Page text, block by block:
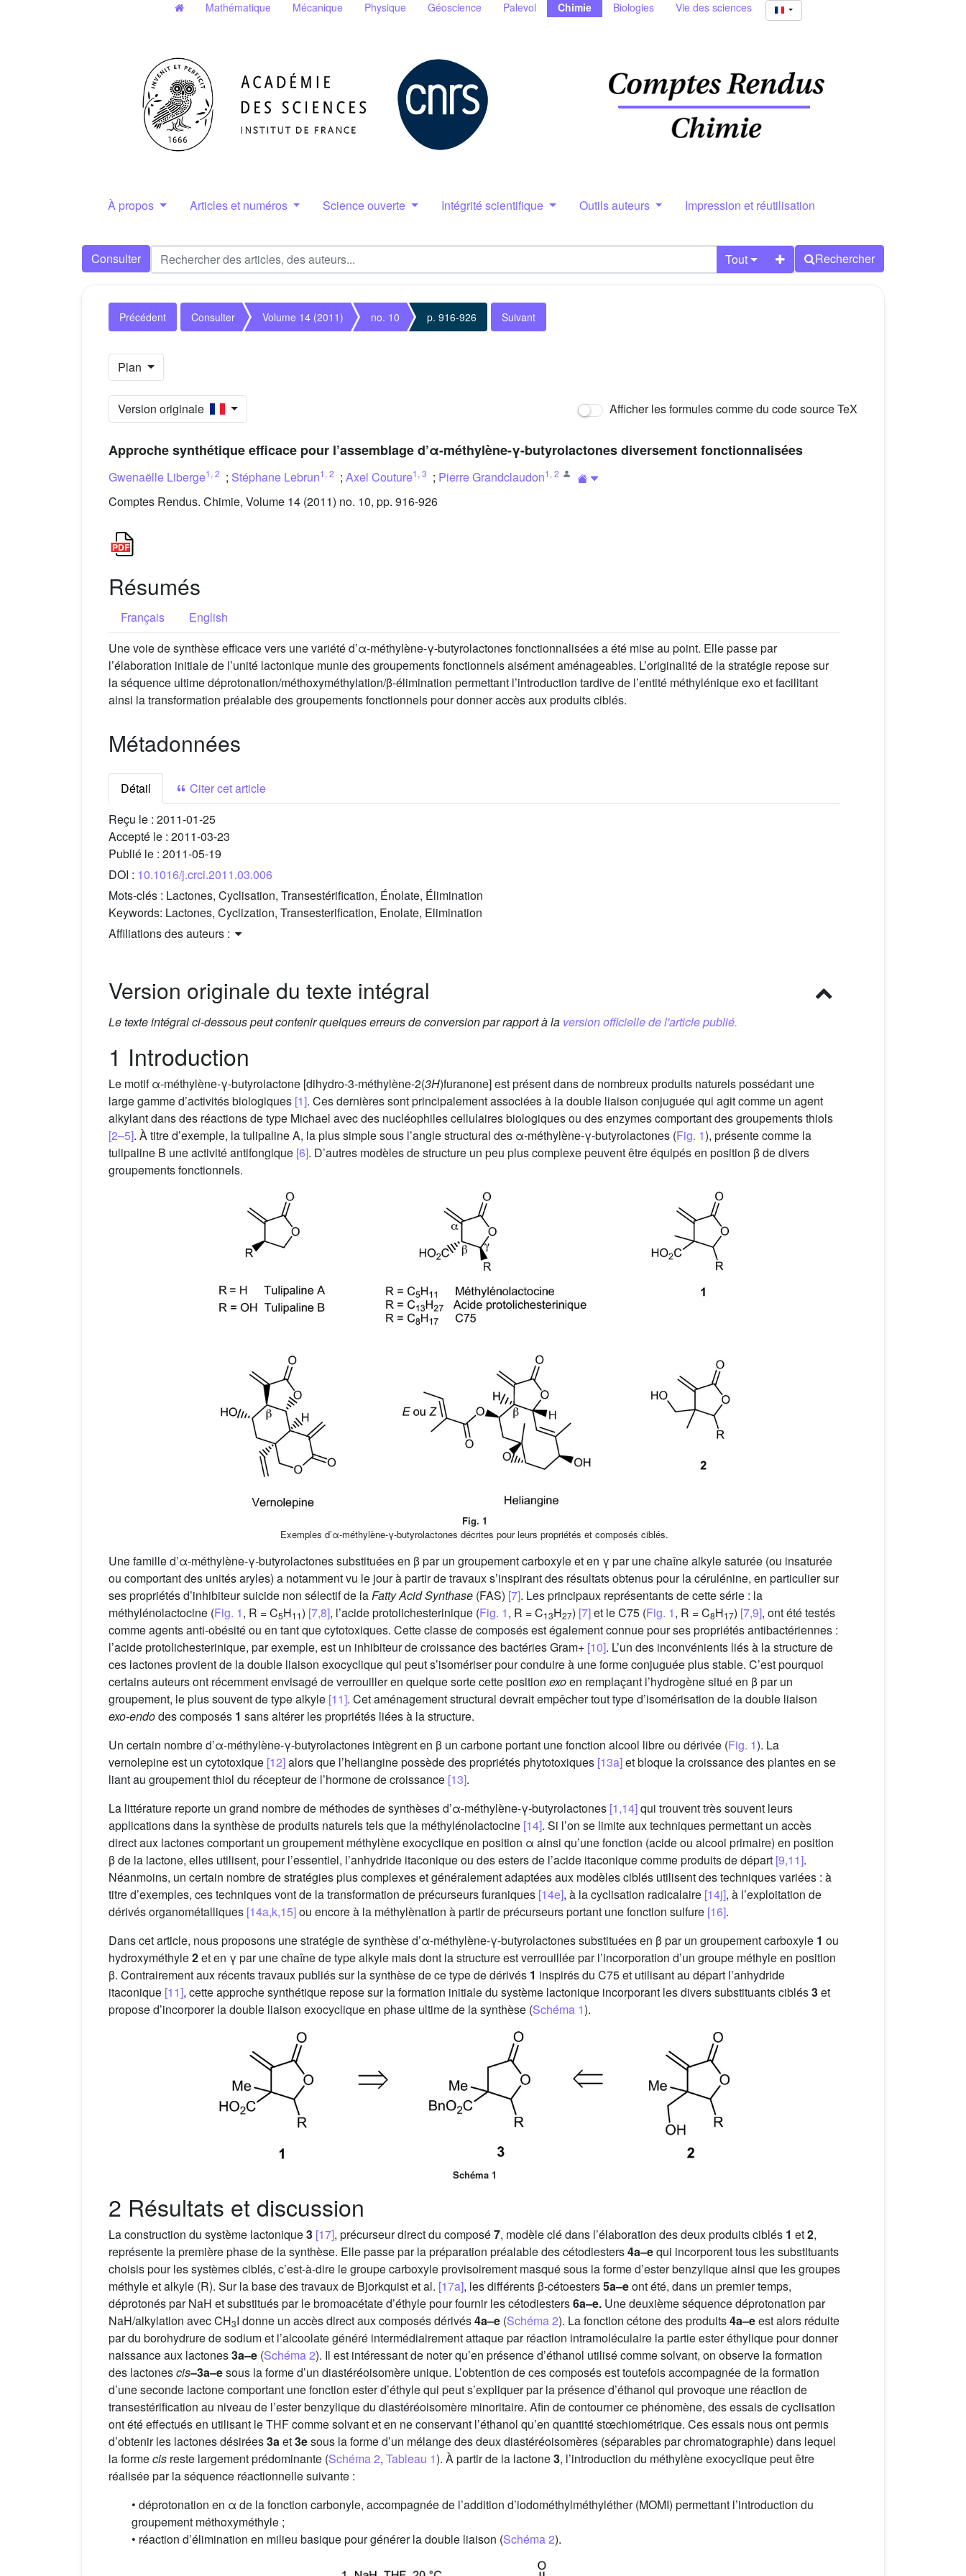
Mathématique Mécanique Physique Géoscience Palevol Chimie Biologies Vie des sciences
À propos Articles et numéros Science ouverte Intégrité scientifique Outils auteurs Impression et réutilisation
Consulter Tout Rechercher
Précédent Consulter Volume 14 (2011) no. 10 p. 916-926 Suivant
Plan
Version originale Afficher les formules comme du code source TeX
Approche synthétique efficace pour l’assemblage d’α-méthylène-γ-butyrolactones diversement fonctionnalisées
Gwenaëlle Liberge1 , 2 ; Stéphane Lebrun1 , 2 ; Axel Couture1 , 3 ; Pierre Grandclaudon1 , 2
Comptes Rendus. Chimie, Volume 14 (2011) no. 10, pp. 916-926
Résumés
Français
English
Une voie de synthèse efficace vers une variété d’α-méthylène-γ-butyrolactones fonctionnalisées a été mise au point. Elle passe par
l’élaboration initiale de l’unité lactonique munie des groupements fonctionnels aisément aménageables. L’originalité de la stratégie repose sur
la séquence ultime déprotonation/méthoxyméthylation/β-élimination permettant l’introduction tardive de l’entité méthylénique exo et facilitant
ainsi la transformation préalable des groupements fonctionnels pour donner accès aux produits ciblés.
Métadonnées
Détail
Citer cet article
Reçu le : 2011-01-25
Accepté le : 2011-03-23
Publié le : 2011-05-19
DOI : 10.1016/j.crci.2011.03.006
Mots-clés : Lactones, Cyclisation, Transestérification, Énolate, Élimination
Keywords: Lactones, Cyclization, Transesterification, Enolate, Elimination
Affiliations des auteurs :
Version originale du texte intégral
Le texte intégral ci-dessous peut contenir quelques erreurs de conversion par rapport à la version officielle de l'article publié.
1 Introduction
Le motif α-méthylène-γ-butyrolactone [dihydro-3-méthylène-2(3H)furanone] est présent dans de nombreux produits naturels possédant une
large gamme d’activités biologiques [1]. Ces dernières sont principalement associées à la double liaison conjuguée qui agit comme un agent
alkylant dans des réactions de type Michael avec des nucléophiles cellulaires biologiques ou des enzymes comportant des groupements thiols
[2–5]. À titre d’exemple, la tulipaline A, la plus simple sous l’angle structural des α-méthylène-γ-butyrolactones (Fig. 1), présente comme la
tulipaline B une activité antifongique [6]. D’autres modèles de structure un peu plus complexe peuvent être équipés en position β de divers
groupements fonctionnels.
Fig. 1
Exemples d’α-méthylène-γ-butyrolactones décrites pour leurs propriétés et composés ciblés.
Une famille d’α-méthylène-γ-butyrolactones substituées en β par un groupement carboxyle et en γ par une chaîne alkyle saturée (ou insaturée
ou comportant des unités aryles) a notamment vu le jour à partir de travaux s’inspirant des résultats obtenus pour la cérulénine, en particulier sur
ses propriétés d’inhibiteur suicide non sélectif de laFatty Acid Synthase (FAS) [7]. Les principaux représentants de cette série : la
méthylénolactocine (Fig. 1, R = C5H11) [7,8], l’acide protolichesterinique (Fig. 1, R = C13H27) [7]et le C75 (Fig. 1, R = C8H17) [7,9], ont été testés
comme agents anti-obésité ou en tant que cytotoxiques. Cette classe de composés est également connue pour ses propriétés antibactériennes :
l’acide protolichesterinique, par exemple, est un inhibiteur de croissance des bactéries Gram+ [10]. L’un des inconvénients liés à la structure de
ces lactones provient de la double liaison exocyclique qui peut s’isomériser pour conduire à une forme conjuguée plus stable. C’est pourquoi
certains auteurs ont récemment envisagé de verrouiller en quelque sorte cette position exoen remplaçant l’hydrogène situé en β par un
groupement, le plus souvent de type alkyle [11]. Cet aménagement structural devrait empêcher tout type d’isomérisation de la double liaison
exo-endodes composés 1 sans altérer les propriétés liées à la structure.
Un certain nombre d’α-méthylène-γ-butyrolactones intègrent en β un carbone portant une fonction alcool libre ou dérivée (Fig. 1). La
vernolepine est un cytotoxique [12]alors que l’heliangine possède des propriétés phytotoxiques [13a]et bloque la croissance des plantes en se
liant au groupement thiol du récepteur de l’hormone de croissance [13].
La littérature reporte un grand nombre de méthodes de synthèses d’α-méthylène-γ-butyrolactones [1,14]qui trouvent très souvent leurs
applications dans la synthèse de produits naturels tels que la méthylénolactocine [14]. Si l’on se limite aux techniques permettant un accès
direct aux lactones comportant un groupement méthylène exocyclique en position α ainsi qu’une fonction (acide ou alcool primaire) en position
β de la lactone, elles utilisent, pour l’essentiel, l’anhydride itaconique ou des esters de l’acide itaconique comme produits de départ [9,11].
Néanmoins, un certain nombre de stratégies plus complexes et généralement adaptées aux modèles ciblés utilisent des techniques variées : à
titre d’exemples, ces techniques vont de la transformation de précurseurs furaniques [14e], à la cyclisation radicalaire [14j], à l’exploitation de
dérivés organométalliques [14a,k,15]ou encore à la méthylènation à partir de précurseurs portant une fonction sulfure [16].
Dans cet article, nous proposons une stratégie de synthèse d’α-méthylène-γ-butyrolactones substituées en β par un groupement carboxyle 1 ou
hydroxyméthyle2et en γ par une chaîne de type alkyle mais dont la structure est verrouillée par l’incorporation d’un groupe méthyle en position
β. Contrairement aux récents travaux publiés sur la synthèse de ce type de dérivés 1 inspirés du C75 et utilisant au départ l’anhydride
itaconique [11], cette approche synthétique repose sur la formation initiale du système lactonique incorporant les divers substituants ciblés3et
propose d’incorporer la double liaison exocyclique en phase ultime de la synthèse (Schéma 1).
Schéma 1
2 Résultats et discussion
La construction du système lactonique3 [17], précurseur direct du composé7, modèle clé dans l’élaboration des deux produits ciblés 1 et2,
représente la première phase de la synthèse. Elle passe par la préparation préalable des cétodiesters4a–equi incorporent tous les substituants
choisis pour les systèmes ciblés, c’est-à-dire le groupe carboxyle provisoirement masqué sous la forme d’ester benzylique ainsi que les groupes
méthyle et alkyle (R). Sur la base des travaux de Bjorkquist et al. [17a], les différents β-cétoesters5a–eont été, dans un premier temps,
déprotonés par NaH et substitués par le bromoacétate d’éthyle pour fournir les cétodiesters6a–e. Une deuxième séquence déprotonation par
NaH/alkylation avec CH3I donne un accès direct aux composés dérivés4a–e (Schéma 2). La fonction cétone des produits4a–eest alors réduite
par du borohydrure de sodium et l’alcoolate généré intermédiairement attaque par réaction intramoléculaire la partie ester éthylique pour donner
naissance aux lactones3a–e (Schéma 2). Il est intéressant de noter qu’en présence d’éthanol utilisé comme solvant, on observe la formation
des lactonescis–3a–esous la forme d’un diastéréoisomère unique. L’obtention de ces composés est toutefois accompagnée de la formation
d’une seconde lactone comportant une fonction ester d’éthyle qui peut s’expliquer par la présence d’éthanol qui provoque une réaction de
transestérification au niveau de l’ester benzylique du diastéréoisomère minoritaire. Afin de contourner ce phénomène, des essais de cyclisation
ont été effectués en utilisant le THF comme solvant et en ne conservant l’éthanol qu’en quantité stœchiométrique. Ces essais nous ont permis
d’obtenir les lactones désirées3aet3esous la forme d’un mélange des deux diastéréoisomères (séparables par chromatographie) dans lequel
la formecis reste largement prédominante (Schéma 2, Tableau 1). À partir de la lactone3, l’introduction du méthylène exocyclique peut être
réalisée par la séquence réactionnelle suivante :
• déprotonation en α de la fonction carbonyle, accompagnée de l’addition d’iodométhylméthyléther (MOMI) permettant l’introduction du
groupement méthoxyméthyle ;
• réaction d’élimination en milieu basique pour générer la double liaison (Schéma 2).